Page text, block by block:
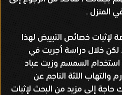
المنزل .
لإثبات خصائص التبييض لهذا
. لكن خلال دراسة أجريت في
استخدام السمسم وزيت عباد
اللثة الناجم عن
حاجة إلى مزيد من البحث لإثبات